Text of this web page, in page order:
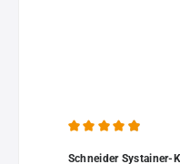
Schneider Systainer-